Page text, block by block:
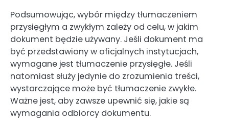
Podsumowując, wybór między tłumaczeniem
przysięgłym a zwykłym zależy od celu, w jakim
dokument będzie używany. Jeśli dokument ma
być przedstawiony w oficjalnych instytucjach,
wymagane jest tłumaczenie przysięgłe. Jeśli
natomiast służy jedynie do zrozumienia treści,
wystarczające może być tłumaczenie zwykłe.
Ważne jest, aby zawsze upewnić się, jakie są
wymagania odbiorcy dokumentu.